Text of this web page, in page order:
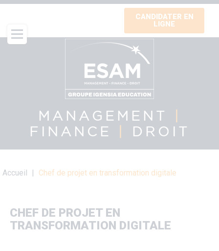
Aller
contenu
principal
CANDIDATER EN
LIGNE
MANAGEMENT
FINANCE
DROIT
Fil
Accueil Chef de projet en transformation digitale
CHEF DE PROJET EN
TRANSFORMATION DIGITALE